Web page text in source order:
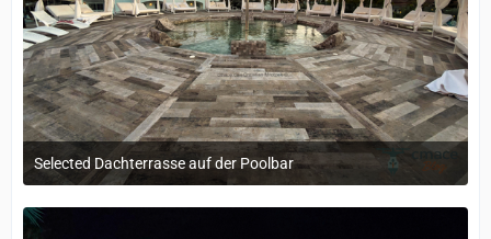
Selected Dachterrasse auf der Poolbar
29. September 2025 um 15:55